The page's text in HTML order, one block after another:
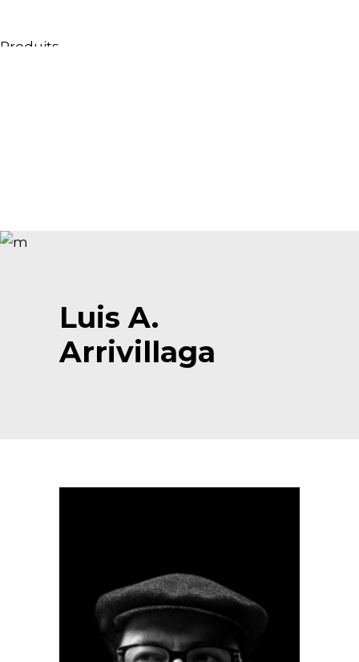
Produits
Lampes
Catalogues
Collections
Nouveau Collection
Ribbon Collection
Stand Collection
Swing Collection
Luis A.
Arrivillaga